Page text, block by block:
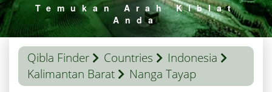
Temukan Arah Kiblat
Anda
Qibla Finder Countries
Indonesia
Kalimantan Barat
Nanga Tayap